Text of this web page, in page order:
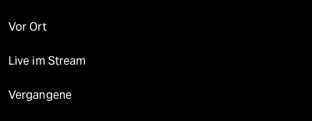
Vor Ort
Live im Stream
Vergangene